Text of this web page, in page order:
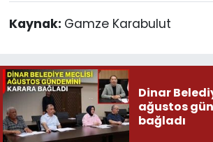
Kaynak: Gamze Karabulut
Dinar
ağustos
bağladı